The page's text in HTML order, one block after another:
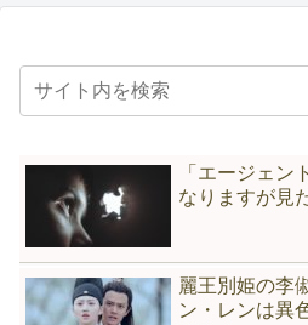
「エージェン
なりますが見
麗王別姫の李
ン・レンは異